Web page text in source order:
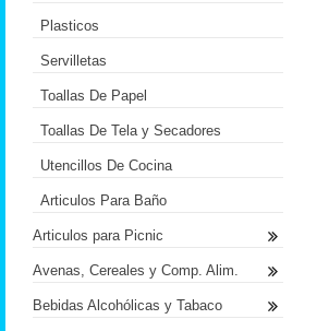
Plasticos
Servilletas
Toallas De Papel
Toallas De Tela y Secadores
Utencillos De Cocina
Articulos Para Baño
Articulos para Picnic
Avenas, Cereales y Comp. Alim.
Bebidas Alcohólicas y Tabaco